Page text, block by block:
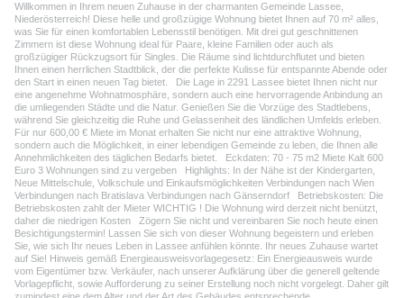
Willkommen in Ihrem neuen Zuhause in der charmanten Gemeinde Lassee,
Niederösterreich! Diese helle und großzügige Wohnung bietet Ihnen auf 70 m² alles,
was Sie für einen komfortablen Lebensstil benötigen. Mit drei gut geschnittenen
Zimmern ist diese Wohnung ideal für Paare, kleine Familien oder auch als
großzügiger Rückzugsort für Singles. Die Räume sind lichtdurchflutet und bieten
Ihnen einen herrlichen Stadtblick, der die perfekte Kulisse für entspannte Abende oder
den Start in einen neuen Tag bietet. Die Lage in 2291 Lassee bietet Ihnen nicht nur
eine angenehme Wohnatmosphäre, sondern auch eine hervorragende Anbindung an
die umliegenden Städte und die Natur. Genießen Sie die Vorzüge des Stadtlebens,
während Sie gleichzeitig die Ruhe und Gelassenheit des ländlichen Umfelds erleben.
Für nur 600,00 € Miete im Monat erhalten Sie nicht nur eine attraktive Wohnung,
sondern auch die Möglichkeit, in einer lebendigen Gemeinde zu leben, die Ihnen alle
Annehmlichkeiten des täglichen Bedarfs bietet. Eckdaten: 70 - 75 m2 Miete Kalt 600
Euro 3 Wohnungen sind zu vergeben Highlights: In der Nähe ist der Kindergarten,
Neue Mittelschule, Volkschule und Einkaufsmöglichkeiten Verbindungen nach Wien
Verbindungen nach Bratislava Verbindungen nach Gänserndorf Betriebskosten: Die
Betriebskosten zahlt der Mieter WICHTIG ! Die Wohnung wird derzeit nicht benützt,
daher die niedrigen Kosten Zögern Sie nicht und vereinbaren Sie noch heute einen
Besichtigungstermin! Lassen Sie sich von dieser Wohnung begeistern und erleben
Sie, wie sich Ihr neues Leben in Lassee anfühlen könnte. Ihr neues Zuhause wartet
auf Sie! Hinweis gemäß Energieausweisvorlagegesetz: Ein Energieausweis wurde
vom Eigentümer bzw. Verkäufer, nach unserer Aufklärung über die generell geltende
Vorlagepflicht, sowie Aufforderung zu seiner Erstellung noch nicht vorgelegt. Daher gilt